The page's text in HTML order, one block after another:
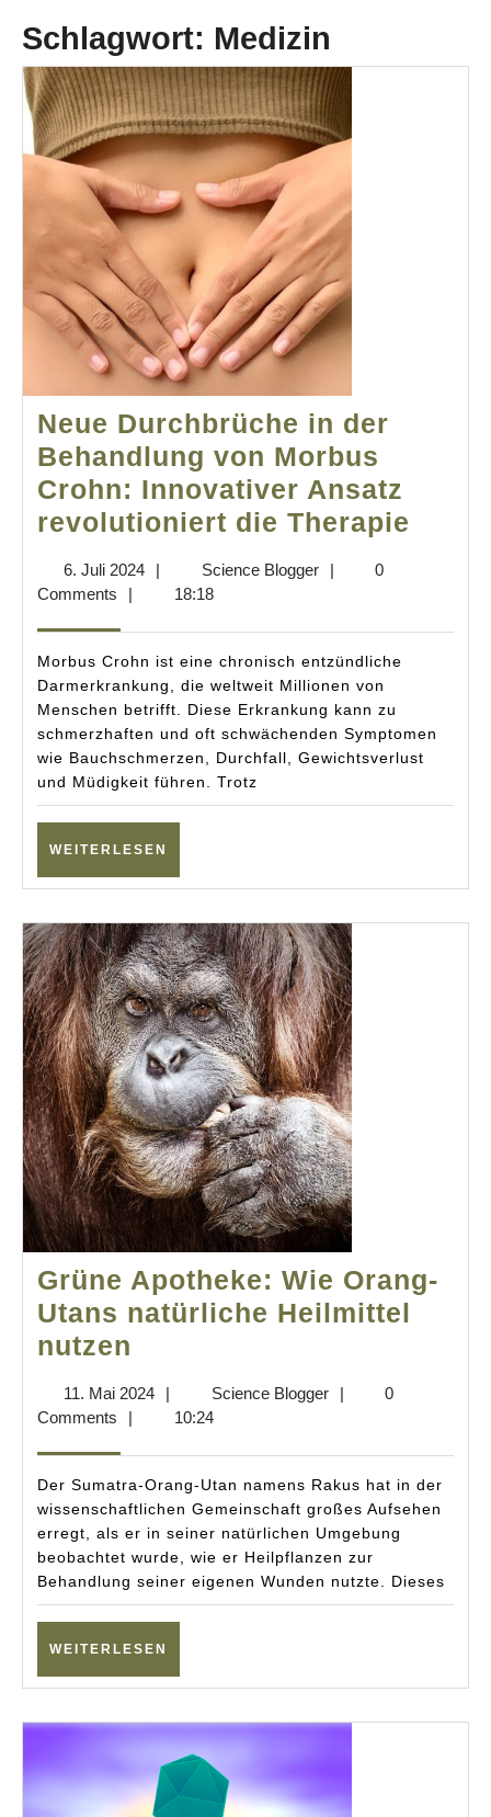
Schlagwort: Medizin
Neue Durchbrüche in der
Behandlung von Morbus
Crohn: Innovativer Ansatz
revolutioniert die Therapie
die
6. Juli 20246. | Science BloggerScience
|
0
Comments
| 18:18
Morbus Crohn ist eine chronisch entzündliche
Darmerkrankung, die weltweit Millionen von
Menschen betrifft. Diese Erkrankung kann zu
schmerzhaften und oft schwächenden Symptomen
wie Bauchschmerzen, Durchfall, Gewichtsverlust
und Müdigkeit führen. Trotz
WEITERLESEN
Grüne Apotheke: Wie Orang-
Utans natürliche Heilmittel
nutzen
Wie
Utans
natürliche
Heilmittel
nutzen
11. Mai 202411.
Mai
| Science BloggerScience
|
0
Comments
| 10:24
Der Sumatra-Orang-Utan namens Rakus hat in der
wissenschaftlichen Gemeinschaft großes Aufsehen
erregt, als er in seiner natürlichen Umgebung
beobachtet wurde, wie er Heilpflanzen zur
Behandlung seiner eigenen Wunden nutzte. Dieses
WEITERLESEN